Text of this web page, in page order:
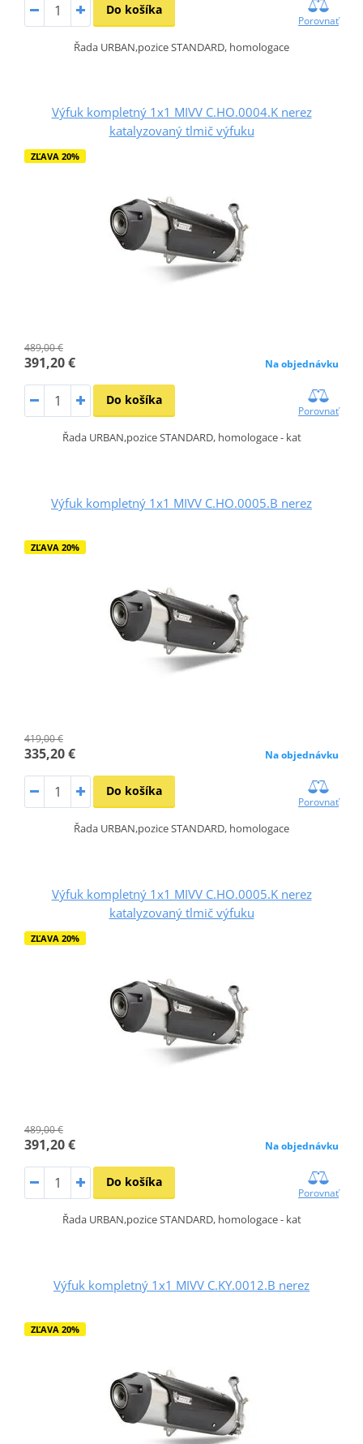
Do košíka
Porovnať
Řada URBAN,pozice STANDARD, homologace
Výfuk kompletný 1x1 MIVV C.HO.0004.K nerez
katalyzovaný tlmič výfuku
ZĽAVA 20%
489,00 €
391,20 € Na objednávku
Do košíka
Porovnať
Řada URBAN,pozice STANDARD, homologace - kat
Výfuk kompletný 1x1 MIVV C.HO.0005.B nerez
ZĽAVA 20%
419,00 €
335,20 € Na objednávku
Do košíka
Porovnať
Řada URBAN,pozice STANDARD, homologace
Výfuk kompletný 1x1 MIVV C.HO.0005.K nerez
katalyzovaný tlmič výfuku
ZĽAVA 20%
489,00 €
391,20 € Na objednávku
Do košíka
Porovnať
Řada URBAN,pozice STANDARD, homologace - kat
Výfuk kompletný 1x1 MIVV C.KY.0012.B nerez
ZĽAVA 20%